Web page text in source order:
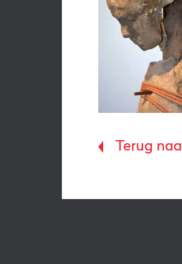
Terug